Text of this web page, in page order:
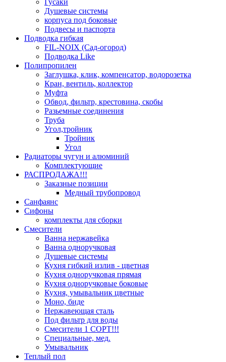
Гусаки
Душевые системы
корпуса под боковые
Подвесы и паспорта
Подводка гибкая
FIL-NOIX (Сад-огород)
Подводка Like
Полипропилен
Заглушка, клик, компенсатор, водорозетка
Кран, вентиль, коллектор
Муфта
Обвод, фильтр, крестовина, скобы
Разьемные соединения
Труба
Угол,тройник
Тройник
Угол
Радиаторы чугун и алюминий
Комплектующие
РАСПРОДАЖА!!!
Заказные позиции
Медный трубопровод
Санфаянс
Сифоны
комплекты для сборки
Смесители
Ванна нержавейка
Ванна одноручковая
Душевые системы
Кухня гибкий излив - цветная
Кухня одноручковая прямая
Кухня одноручковые боковые
Кухня, умывальник цветные
Моно, биде
Нержавеющая сталь
Под фильтр для воды
Смесители 1 СОРТ!!!
Специальные, мед.
Умывальник
Теплый пол